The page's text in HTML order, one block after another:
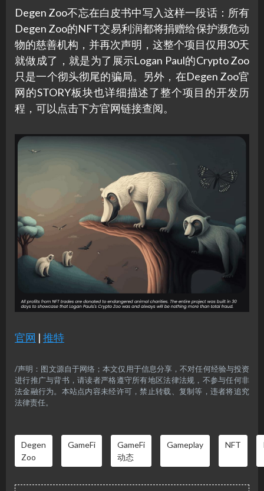
Degen Zoo不忘在白皮书中写入这样一段话：所有
Degen Zoo的NFT交易利润都将捐赠给保护濒危动
物的慈善机构，并再次声明，这整个项目仅用30天
就做成了，就是为了展示Logan Paul的Crypto Zoo
只是一个彻头彻尾的骗局。另外，在Degen Zoo官
网的STORY板块也详细描述了整个项目的开发历
程，可以点击下方官网链接查阅。
官网 | 推特
/声明：图文源自于网络；本文仅用于信息分享，不对任何经验与投资
进行推广与背书，请读者严格遵守所有地区法律法规，不参与任何非
法金融行为。本站点内容未经许可，禁止转载、复制等，违者将追究
法律责任。
Degen
Zoo
GameFi
GameFi
动态
Gameplay NFT